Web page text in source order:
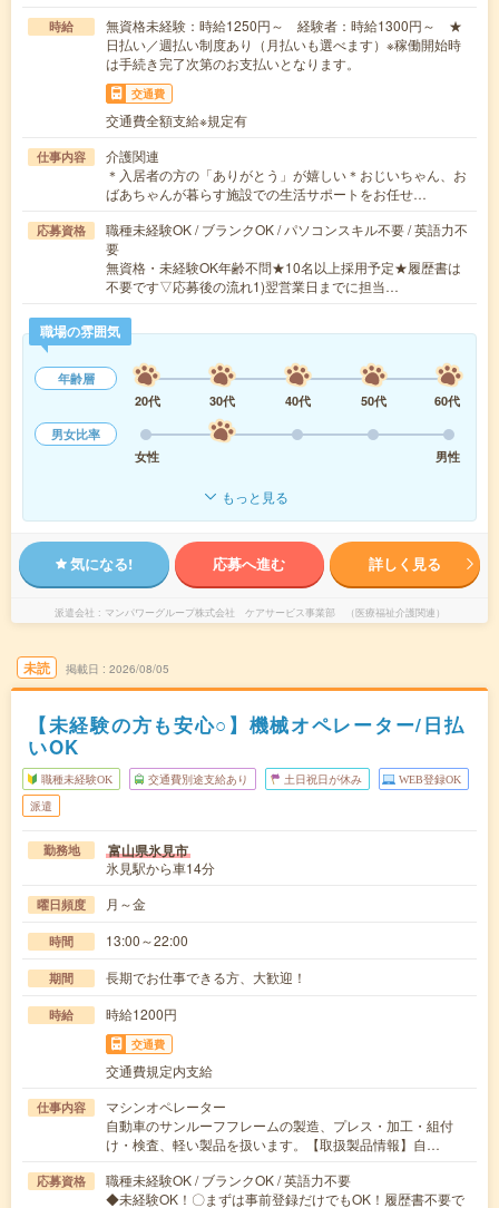
時給
無資格未経験：時給1250円～ 経験者：時給1300円～ ★
日払い／週払い制度あり（月払いも選べます）※稼働開始時
は手続き完了次第のお支払いとなります。
交通費
交通費全額支給※規定有
仕事内容
介護関連
＊入居者の方の「ありがとう」が嬉しい＊おじいちゃん、お
ばあちゃんが暮らす施設での生活サポートをお任せ…
応募資格
職種未経験OK / ブランクOK / パソコンスキル不要 / 英語力不
要
無資格・未経験OK年齢不問★10名以上採用予定★履歴書は
不要です▽応募後の流れ1)翌営業日までに担当…
職場の雰囲気
年齢層
20代
30代 40代 50代
60代
男女比率
女性
男性
もっと見る
気になる! 応募へ進む 詳しく見る
派遣会社 マンパワーグループ株式会社 ケアサービス事業部 （医療福祉介護関連）
未読 掲載日 2026/08/05
【未経験の方も安心○】機械オペレーター/日払
いOK
職種未経験OK 交通費別途支給あり 土日祝日が休み WEB登録OK
派遣
勤務地 富山県氷見市
氷見駅から車14分
曜日頻度 月～金
時間 13:00～22:00
期間 長期でお仕事できる方、大歓迎！
時給 時給1200円
交通費
交通費規定内支給
仕事内容
マシンオペレーター
自動車のサンルーフフレームの製造、プレス・加工・組付
け・検査、軽い製品を扱います。【取扱製品情報】自…
応募資格
職種未経験OK / ブランクOK / 英語力不要
◆未経験OK！〇まずは事前登録だけでもOK！履歴書不要で